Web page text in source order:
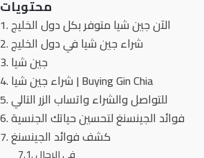
محتويات
الآن جين شيا متوفر بكل دول الخليج
شراء جين شيا في دول الخليج
جين شيا
شراء جين شيا | Buying Gin Chia
للتواصل والشراء واتساب الزر التالي
فوائد الجينسنغ لتحسين حياتك الجنسية
كشف فوائد الجينسنغ